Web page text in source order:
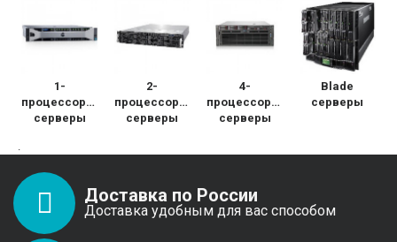
1-
процессорные
серверы
2-
процессорные
серверы
4-
процессорные
серверы
Blade
серверы
Доставка по России
Доставка удобным для вас способом